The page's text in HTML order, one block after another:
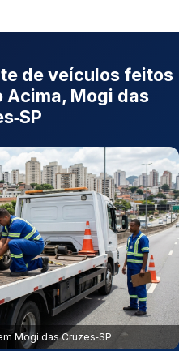
de veículos feitos
Acima, Mogi das
Mogi das Cruzes‑SP